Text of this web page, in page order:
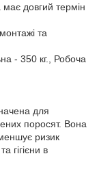
має довгий термін
та
- 350 кг., Робоча
для
поросят. Вона
ризик
гігієни в